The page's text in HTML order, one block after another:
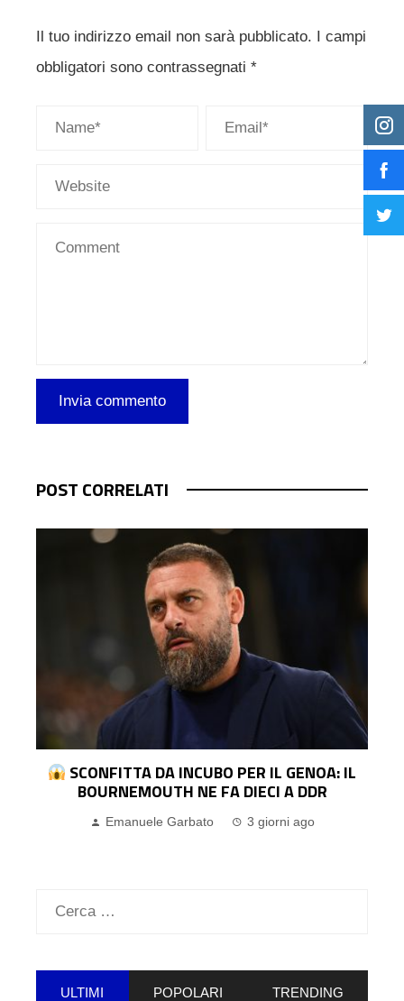
Il tuo indirizzo email non sarà pubblicato. I campi
obbligatori sono contrassegnati *
POST CORRELATI
FISSATO INCONTRO VINI-REAL: IL
BRASILIANO CHIEDE L’AUMENTO. E
Ricerca
ULTIMI POPOLARI TRENDING